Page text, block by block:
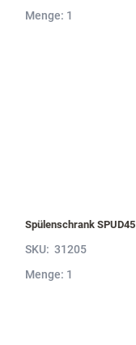
Menge: 1
Spülenschrank SPUD45
SKU: 31205
Menge: 1